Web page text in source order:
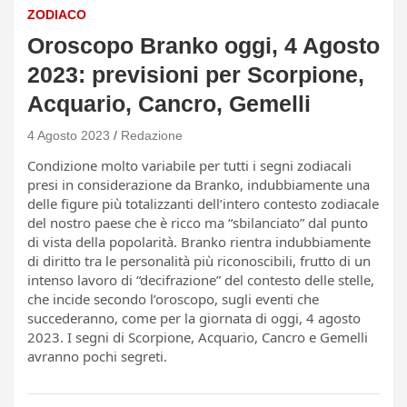
ZODIACO
Oroscopo Branko oggi, 4 Agosto
2023: previsioni per Scorpione,
Acquario, Cancro, Gemelli
4 Agosto 2023 Redazione
Condizione molto variabile per tutti i segni zodiacali
presi in considerazione da Branko, indubbiamente una
delle figure più totalizzanti dell’intero contesto zodiacale
del nostro paese che è ricco ma “sbilanciato” dal punto
di vista della popolarità. Branko rientra indubbiamente
di diritto tra le personalità più riconoscibili, frutto di un
intenso lavoro di “decifrazione” del contesto delle stelle,
che incide secondo l’oroscopo, sugli eventi che
succederanno, come per la giornata di oggi, 4 agosto
2023. I segni di Scorpione, Acquario, Cancro e Gemelli
avranno pochi segreti.